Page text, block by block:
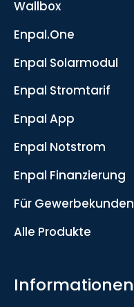
Wallbox
Enpal.One
Enpal Solarmodul
Enpal Stromtarif
Enpal App
Enpal Notstrom
Enpal Finanzierung
Für Gewerbekunden
Alle Produkte
Informationen